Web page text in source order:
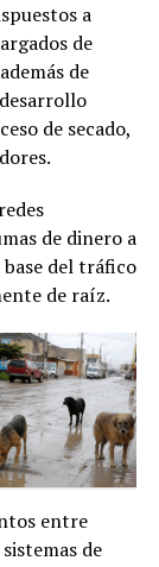
a
de
de
de secado,
de dinero a
del tráfico
de raíz.
entre
de